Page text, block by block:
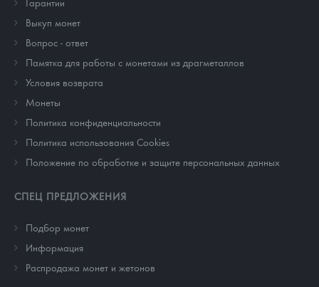
Выкуп монет
Вопрос - ответ
Памятка для работы с монетами из драгметаллов
Условия возврата
Монеты
Политика конфиденциальности
Политика использования Cookies
Положение по обработке и защите персональных данных
СПЕЦ ПРЕДЛОЖЕНИЯ
Подбор монет
Информация
Распродажа монет и жетонов